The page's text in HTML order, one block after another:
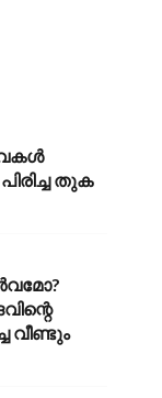
തുക
വീണ്ടും